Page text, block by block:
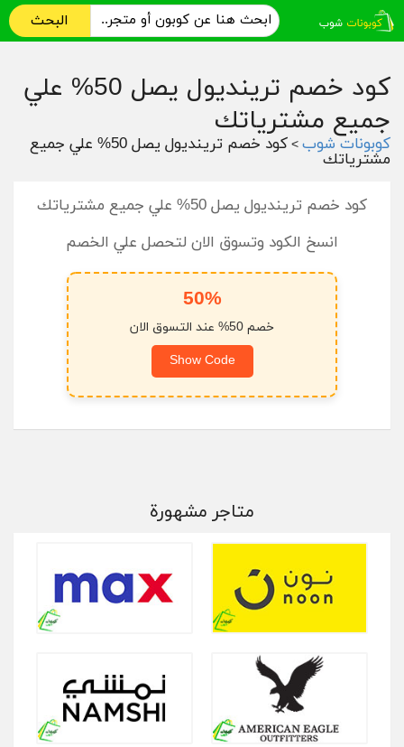
البحث
كود خصم ترينديول يصل 50% علي
جميع مشترياتك
كوبونات شوب > كود خصم ترينديول يصل 50% علي جميع
مشترياتك
كود خصم ترينديول يصل 50% علي جميع مشترياتك
انسخ الكود وتسوق الان لتحصل علي الخصم
50%
خصم 50% عند التسوق الان
Show Code
متاجر مشهورة